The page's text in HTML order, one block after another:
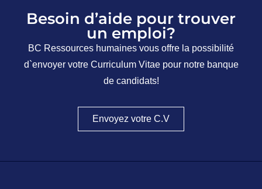
Besoin d’aide pour trouver
un emploi?
BC Ressources humaines vous offre la possibilité
d`envoyer votre Curriculum Vitae pour notre banque
de candidats!
Envoyez votre C.V